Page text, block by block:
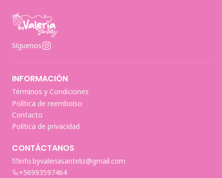
Síguenos
INFORMACIÓN
Términos y Condiciones
Política de reembolso
Contacto
Política de privacidad
CONTÁCTANOS
info.byvaleriasanteliz@gmail.com
+56993597464